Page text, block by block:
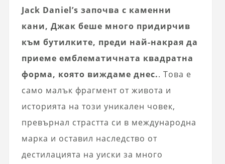
Jack Daniel’s започва с каменни
кани, Джак беше много придирчив
към бутилките, преди най-накрая да
приеме емблематичната квадратна
форма, която виждаме днес.. Това е
само малък фрагмент от живота и
историята на този уникален човек,
превърнал страстта си в международна
марка и оставил наследство от
дестилацията на уиски за много